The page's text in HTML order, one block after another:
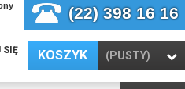
(22) 398 16 16
KOSZYK (PUSTY)
SIĘ